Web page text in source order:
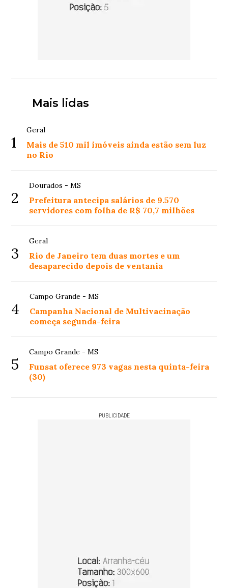
Mais lidas
1
Geral
Mais de 510 mil imóveis ainda estão sem luz
no Rio
2
Dourados - MS
Prefeitura antecipa salários de 9.570
servidores com folha de R$ 70,7 milhões
3
Geral
Rio de Janeiro tem duas mortes e um
desaparecido depois de ventania
4
Campo Grande - MS
Campanha Nacional de Multivacinação
começa segunda-feira
5
Campo Grande - MS
Funsat oferece 973 vagas nesta quinta-feira
(30)
PUBLICIDADE